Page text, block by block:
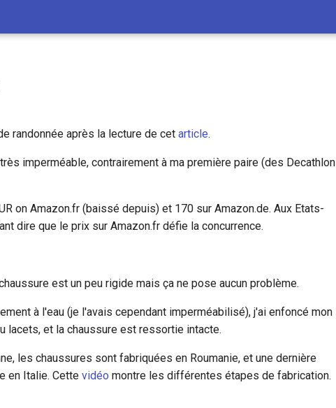
randonnée après la lecture de cet article.
imperméable, contrairement à ma première paire (des Decathlon
on Amazon.fr (baissé depuis) et 170 sur Amazon.de. Aux Etats-
dire que le prix sur Amazon.fr défie la concurrence.
est un peu rigide mais ça ne pose aucun problème.
à l'eau (je l'avais cependant imperméabilisé), j'ai enfoncé mon
lacets, et la chaussure est ressortie intacte.
les chaussures sont fabriquées en Roumanie, et une dernière
en Italie. Cette vidéo montre les différentes étapes de fabrication.